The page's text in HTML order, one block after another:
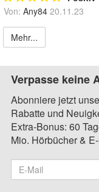
Von: Any84 20.11.23
Mehr...
Verpasse keine
Abonniere jetzt
Rabatte und
Extra-Bonus: 60
Mio. Hörbücher &